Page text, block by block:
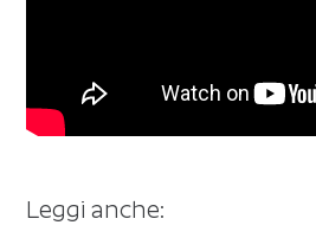
Leggi anche: